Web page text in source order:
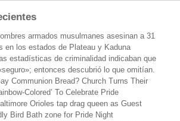
armados musulmanes asesinan a 31
en los estados de Plateau y Kaduna
estadísticas de criminalidad indicaban que
entonces descubrió lo que omitían.
Communion Bread? Church Turns Their
Colored’ To Celebrate Pride
Orioles tap drag queen as Guest
Bird Bath zone for Pride Night